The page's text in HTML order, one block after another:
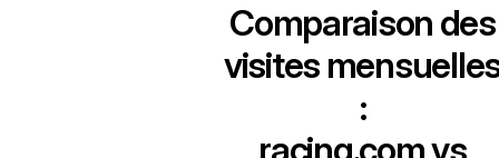
Comparaison des
visites
: